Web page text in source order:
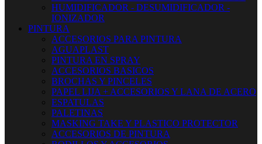
HUMIDIFICADOR - DESUMIDIFICADOR -
IONIZADOR
PINTURA
ACCESORIOS PARA PINTURA
AGUAPLAST
PINTURA EN SPRAY
ACCESORIOS BASICOS
BROCHAS Y PINCELES
PAPEL LIJA + ACCESORIOS Y LANA DE ACERO
ESPATULAS
PALETINAS
MASKING TAKE Y PLASTICO PROTECTOR
ACCESORIOS DE PINTURA